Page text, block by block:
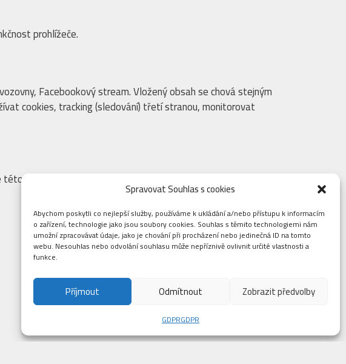
Spravovat Souhlas s cookies
Abychom poskytli co nejlepší služby, používáme k ukládání a/nebo přístupu k informacím
o zařízení, technologie jako jsou soubory cookies. Souhlas s těmito technologiemi nám
umožní zpracovávat údaje, jako je chování při procházení nebo jedinečná ID na tomto
webu. Nesouhlas nebo odvolání souhlasu může nepříznivě ovlivnit určité vlastnosti a
funkce.
Příjmout Odmítnout Zobrazit předvolby
GDPRGDPR
prohlížeče.
Facebookový stream. Vložený obsah se chová stejným
cookies, tracking (sledování) třetí stranou, monitorovat
služby. Součástí těchto dat nejsou osobní údaje.